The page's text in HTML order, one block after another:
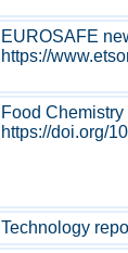
EUROSAFE
https://
Food
https://doi.org/
Technology